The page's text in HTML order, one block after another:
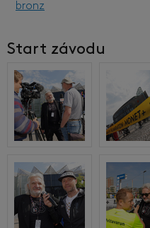
bronz
Start závodu